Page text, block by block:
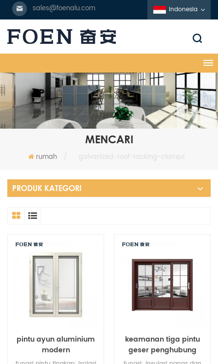
sales@foenalu.com Indonesia
MENCARI
rumah / galvanized-roof-racking-clamps
PRODUK KATEGORI
pintu ayun aluminium
modern
keamanan tiga pintu
geser penghubung